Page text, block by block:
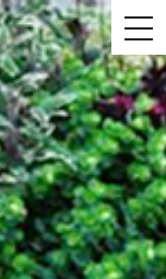
t
o
g
g
l
e
n
a
v
i
g
a
t
i
o
n